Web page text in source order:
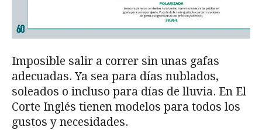
Imposible salir a correr sin unas gafas
adecuadas. Ya sea para días nublados,
soleados o incluso para días de lluvia. En El
Corte Inglés tienen modelos para todos los
gustos y necesidades.